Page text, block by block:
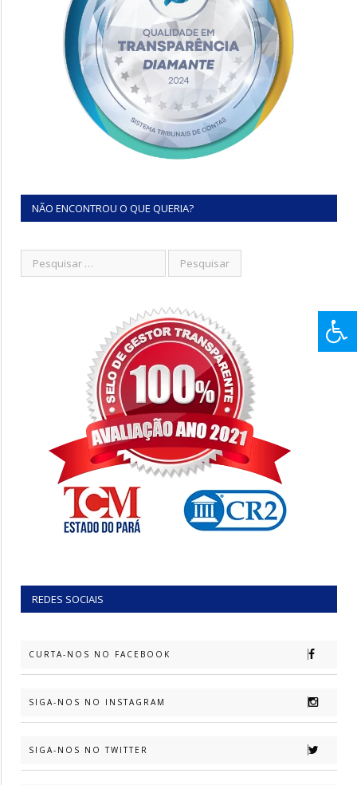
NÃO ENCONTROU O QUE QUERIA?
REDES SOCIAIS
CURTA-NOS NO FACEBOOK
SIGA-NOS NO INSTAGRAM
SIGA-NOS NO TWITTER